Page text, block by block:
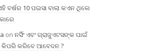
ବର୍ଷର 10 ପଇସା ବାଲା କଏନ ଥିଲେ
on ନର୍ସିଂ ଏବଂ ଗ୍ରାଜୁଏଟସଙ୍କ ପାଇଁ
କିପରି କରିବେ ଆବେଦନ ?